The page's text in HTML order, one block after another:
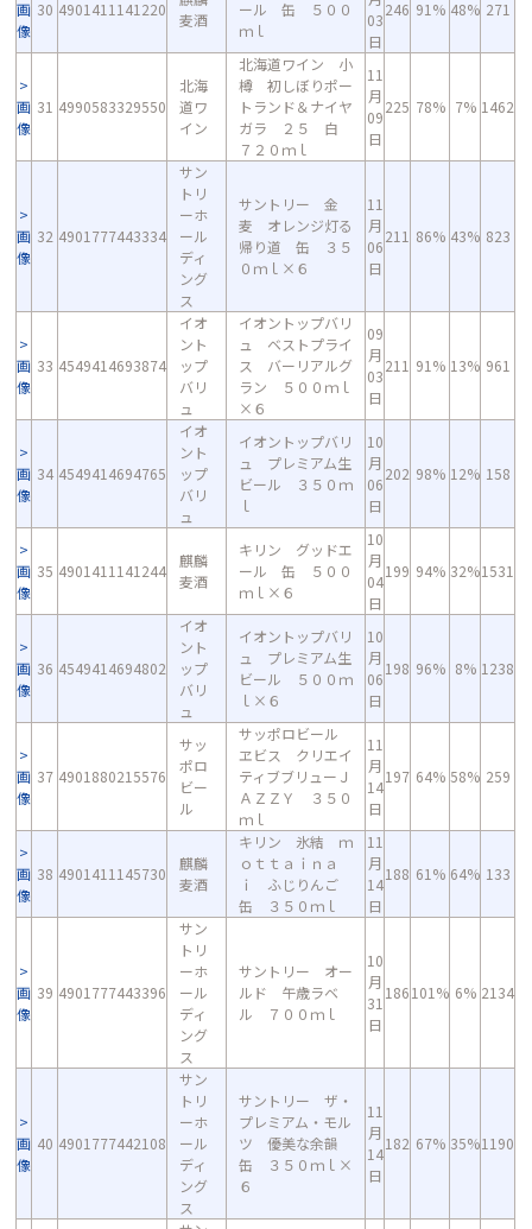
画
像
30 4901411141220
麦酒
ール 缶 ５００
ｍｌ
03
日
246 91% 48% 271
画
像
31 4990583329550
北海
道ワ
イン
北海道ワイン 小
樽 初しぼりポー
トランド＆ナイヤ
ガラ ２５ 白
７２０ｍｌ
11
月
09
日
225 78% 7% 1462
画
像
32 4901777443334
サン
トリ
ーホ
ール
ディ
ング
ス
サントリー 金
麦 オレンジ灯る
帰り道 缶 ３５
０ｍｌ×６
11
月
06
日
211 86% 43% 823
画
像
33 4549414693874
イオ
ント
ップ
バリ
ュ
イオントップバリ
ュ ベストプライ
ス バーリアルグ
ラン ５００ｍｌ
×６
09
月
03
日
211 91% 13% 961
画
像
34 4549414694765
イオ
ント
ップ
バリ
ュ
イオントップバリ
ュ プレミアム生
ビール ３５０ｍ
ｌ
10
月
06
日
202 98% 12% 158
画
像
35 4901411141244
麒麟
麦酒
キリン グッドエ
ール 缶 ５００
ｍｌ×６
10
月
04
日
199 94% 32%1531
画
像
36 4549414694802
イオ
ント
ップ
バリ
ュ
イオントップバリ
ュ プレミアム生
ビール ５００ｍ
ｌ×６
10
月
06
日
198 96% 8% 1238
画
像
37 4901880215576
サッ
ポロ
ビー
ル
サッポロビール
ヱビス クリエイ
ティブブリューＪ
ＡＺＺＹ ３５０
ｍｌ
11
月
14
日
197 64% 58% 259
画
像
38 4901411145730
麒麟
麦酒
キリン 氷結 ｍ
ｏｔｔａｉｎａ
ｉ ふじりんご
缶 ３５０ｍｌ
11
月
14
日
188 61% 64% 133
画
像
39 4901777443396
サン
トリ
ーホ
ール
ディ
ング
ス
サントリー オー
ルド 午歳ラベ
ル ７００ｍｌ
10
月
31
日
186101% 6% 2134
画
像
40 4901777442108
サン
トリ
ーホ
ール
ディ
ング
ス
サントリー ザ・
プレミアム・モル
ツ 優美な余韻
缶 ３５０ｍｌ×
６
11
月
14
日
182 67% 35%1190